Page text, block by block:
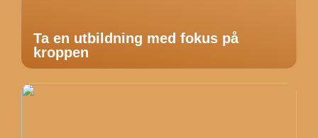
Ta en utbildning med fokus på
kroppen